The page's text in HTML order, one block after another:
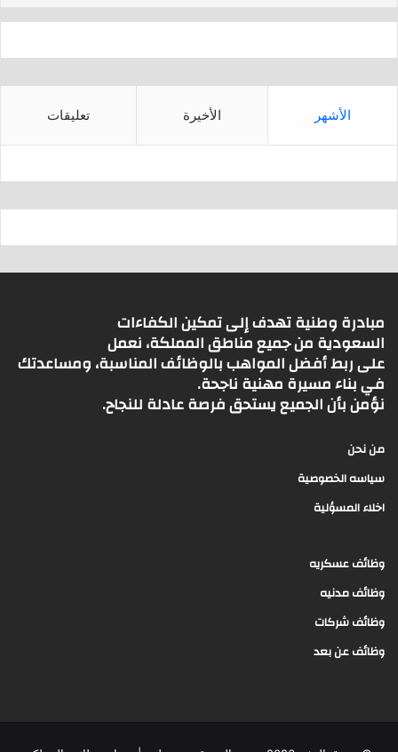
p
الأشهر الأخيرة تعليقات
مبادرة وطنية تهدف إلى تمكين الكفاءات
السعودية من جميع مناطق المملكة، نعمل
على ربط أفضل المواهب بالوظائف المناسبة، ومساعدتك
في بناء مسيرة مهنية ناجحة.
نؤمن بأن الجميع يستحق فرصة عادلة للنجاح.
من نحن
سياسه الخصوصية
اخلاء المسؤلية
وظائف عسكريه
وظائف مدنيه
وظائف شركات
وظائف عن بعد